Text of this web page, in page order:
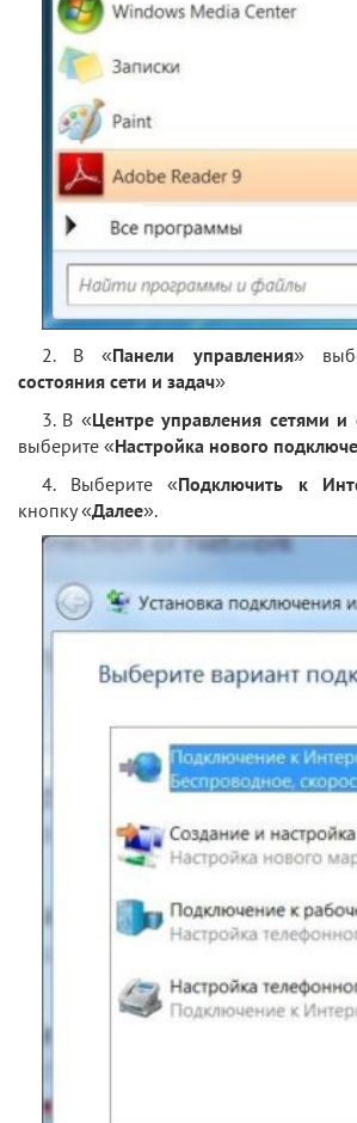
2. В «Панели управления»
состояния сети и задач»
3. В «Центре управления сетями
выберите «Настройка нового
4. Выберите «Подключить к
кнопку «Далее».